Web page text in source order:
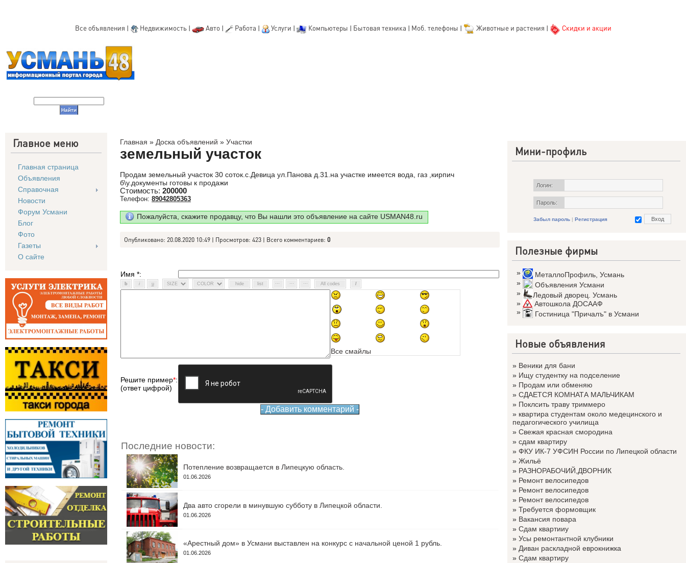
Все объявления | Недвижимость | Авто| Работа | Услуги | Компьютеры | Бытовая техника | Моб. телефоны | Животные и растения | Скидки и акции
Главное меню
Главная страница
Объявления
Справочная
Новости
Форум Усмани
Блог
Фото
Газеты
О сайте
Главная » Доска объявлений » Участки
земельный участок
Продам земельный участок 30 соток.с.Девица ул.Панова д.31.на участке имеется вода, газ ,кирпич
б\у.документы готовы к продажи
Стоимость: 200000
Телефон: 89042805363
Пожалуйста, скажите продавцу, что Вы нашли это объявление на сайте USMAN48.ru
Опубликовано: 20.08.2020 10:49 | Просмотров: 423 | Всего комментариев: 0
Имя *:
Все смайлы
Решите пример*:
(ответ цифрой)
Последние новости:
Потепление возвращается в Липецкую область.
01.06.2026
Два авто сгорели в минувшую субботу в Липецкой области.
01.06.2026
«Арестный дом» в Усмани выставлен на конкурс с начальной ценой 1 рубль.
01.06.2026
Мини-профиль
Логин:
Пароль:
Забыл пароль | Регистрация
Полезные фирмы
» МеталлоПрофиль Усмань
»
Объявления Усмани
»
Ледовый дворец. Усмань
»
Автошкола ДОСААФ
»
Гостиница "Причалъ" в Усмани
Новые объявления
» Веники для бани
» Ищу студентку на подселение
» Продам или обменяю
» СДАЕТСЯ КОМНАТА МАЛЬЧИКАМ
» Поклсить траву триммеро
» квартира студентам около медецинского и
педагогического училища
» Свежая красная смородина
» сдам квартиру
» ФКУ ИК-7 УФСИН России по Липецкой области
» Жильё
» РАЗНОРАБОЧИЙ,ДВОРНИК
» Ремонт велосипедов
» Ремонт велосипедов
» Ремонт велосипедов
» Требуется формовщик
» Вакансия повара
» Сдам квартииу
» Усы ремонтантной клубники
» Диван раскладной еврокнижка
» Сдам квартиру